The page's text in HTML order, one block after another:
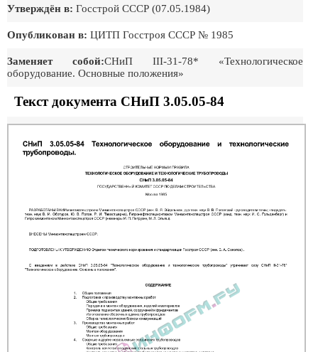
Утверждён в: Госстрой СССР (07.05.1984)
Опубликован в: ЦИТП Госстроя СССР № 1985
Заменяет собой:СНиП III-31-78* «Технологическое
оборудование. Основные положения»
Текст документа СНиП 3.05.05-84